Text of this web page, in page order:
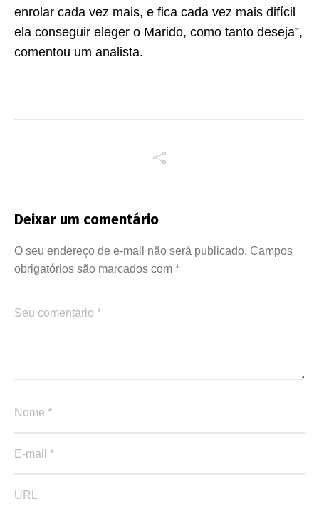
enrolar cada vez mais, e fica cada vez mais difícil
ela conseguir eleger o Marido, como tanto deseja”,
comentou um analista.
Deixar um comentário
O seu endereço de e-mail não será publicado. Campos
obrigatórios são marcados com *